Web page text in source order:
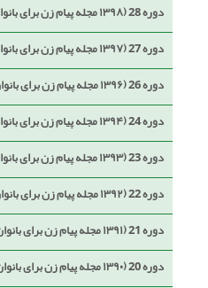
دوره 28 (۱۳۹۸ مجله پیام زن برای بانوان)
دوره 27 (۱۳۹۷ مجله پیام زن برای بانوان)
دوره 26 (۱۳۹۶ مجله پیام زن برای بانوان)
دوره 24 (۱۳۹۴ مجله پیام زن برای بانوان)
دوره 23 (۱۳۹۳ مجله پیام زن برای بانوان)
دوره 22 (۱۳۹۲ مجله پیام زن برای بانوان)
دوره 21 (۱۳۹۱ مجله پیام زن برای بانوان)
دوره 20 (۱۳۹۰ مجله پیام زن برای بانوان)